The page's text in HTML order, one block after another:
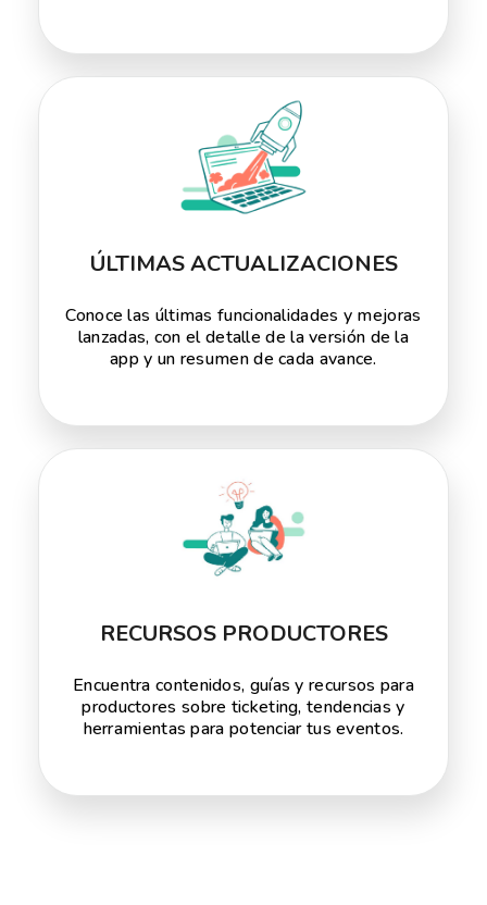
ÚLTIMAS ACTUALIZACIONES
Conoce las últimas funcionalidades y mejoras
lanzadas, con el detalle de la versión de la
app y un resumen de cada avance.
RECURSOS PRODUCTORES
Encuentra contenidos, guías y recursos para
productores sobre ticketing, tendencias y
herramientas para potenciar tus eventos.